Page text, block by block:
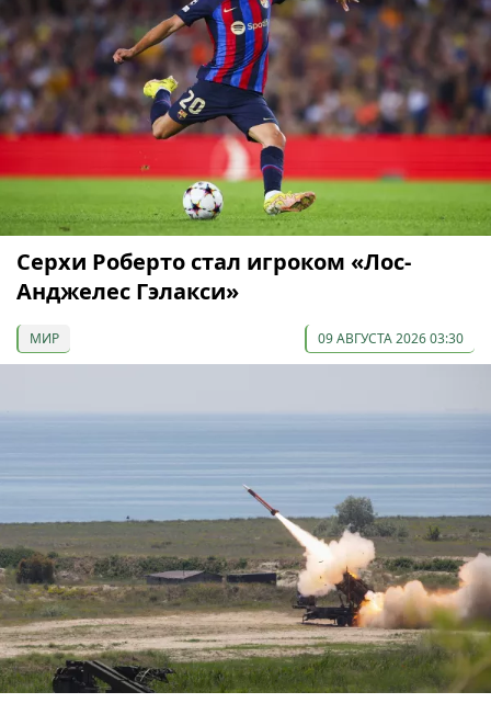
Серхи Роберто стал игроком «Лос-
Анджелес Гэлакси»
МИР 09 АВГУСТА 2026 03:30